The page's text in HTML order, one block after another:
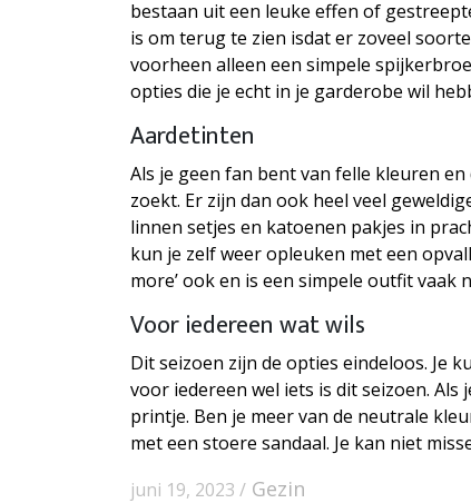
bestaan uit een leuke effen of
is om terug te zien isdat er zoveel
voorheen alleen een simpele
opties die je echt in je garderobe wil
Aardetinten
Als je geen fan bent van felle kleuren
zoekt. Er zijn dan ook heel veel
linnen setjes en katoenen pakjes in
kun je zelf weer opleuken met een
more’ ook en is een simpele outfit vaak
Voor iedereen wat wils
Dit seizoen zijn de opties eindeloos. Je
voor iedereen wel iets is dit seizoen.
printje. Ben je meer van de neutrale
met een stoere sandaal. Je kan niet
juni 19, 2023 / Gezin